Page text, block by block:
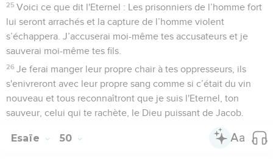
25 Voici ce que dit l'Eternel : Les prisonniers de l’homme fort
lui seront arrachés et la capture de l’homme violent
s’échappera. J’accuserai moi-même tes accusateurs et je
sauverai moi-même tes fils.
26 Je ferai manger leur propre chair à tes oppresseurs, ils
s'enivreront avec leur propre sang comme si c’était du vin
nouveau et tous reconnaîtront que je suis l'Eternel, ton
sauveur, celui qui te rachète, le Dieu puissant de Jacob.
Esaïe 50